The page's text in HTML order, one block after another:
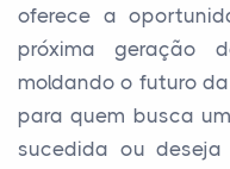
oferece a
próxima geração
moldando o futuro
para quem busca
sucedida ou